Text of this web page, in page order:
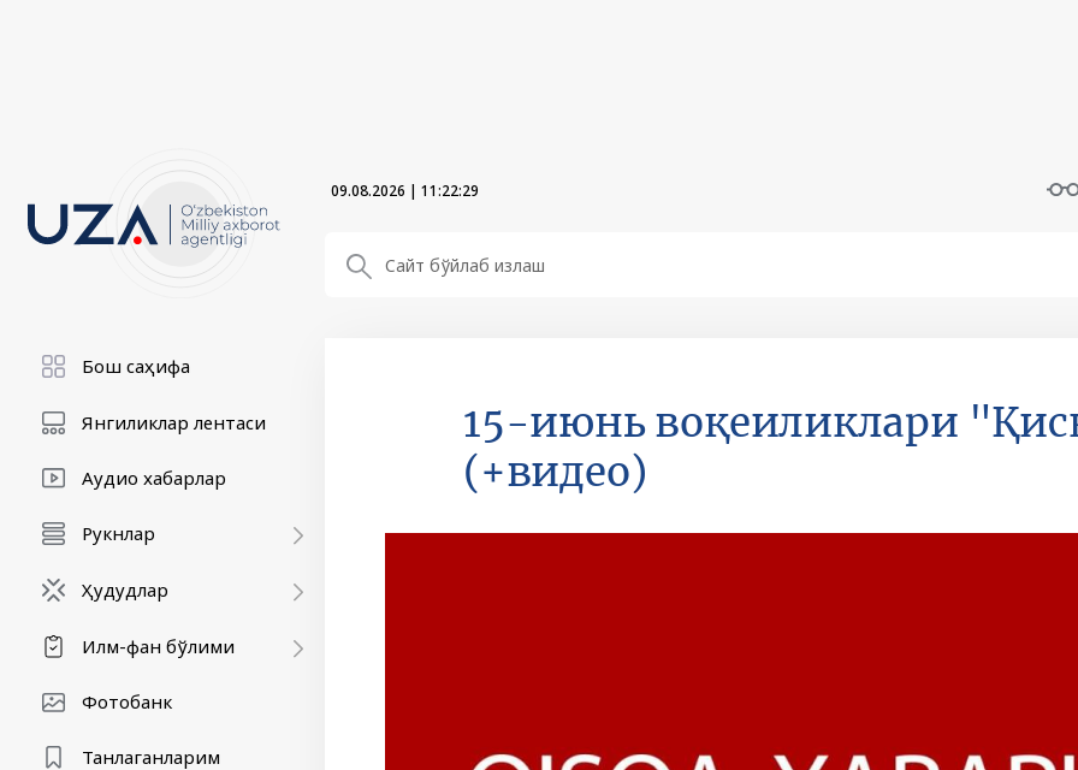
09.08.2026 | 11:22:29
Бош саҳифа
Янгиликлар лентаси
Аудио хабарлар
Рукнлар
Ҳудудлар
Илм-фан бўлими
Фотобанк
Танлаганларим
15-июнь воқеиликлари
(+видео)